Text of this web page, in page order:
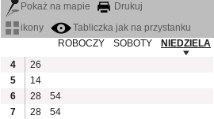
Pokaż na mapie
Drukuj
ikony
Tabliczka jak na przystanku
ROBOCZY
SOBOTY
NIEDZIELA
4
26
5
14
6
28
54
7
28
54